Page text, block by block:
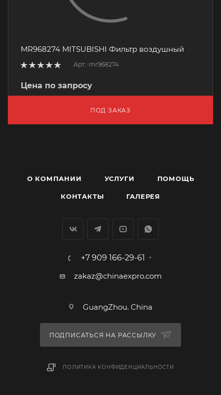
MR968274 MITSUBISHI Фильтр воздушный
Арт.: mr968274
Цена по запросу
ПОД ЗАКАЗ
О КОМПАНИИ УСЛУГИ ПОМОЩЬ
КОНТАКТЫ ГАЛЕРЕЯ
+7 909 166-29-61
zakaz@chinaexpro.com
GuangZhou. China
ПОДПИСАТЬСЯ НА РАССЫЛКУ
ПОЛИТИКА КОНФИДЕНЦИАЛЬНОСТИ